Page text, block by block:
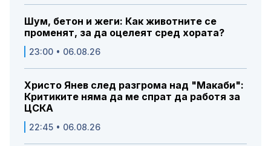
Шум, бетон и жеги: Как животните се
променят, за да оцелеят сред хората?
23:00 • 06.08.26
Христо Янев след разгрома над "Макаби":
Критиките няма да ме спрат да работя за
ЦСКА
22:45 • 06.08.26